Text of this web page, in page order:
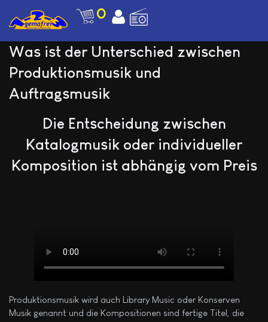
0
Was ist der Unterschied zwischen
Produktionsmusik und
Auftragsmusik
Die Entscheidung zwischen
Katalogmusik oder individueller
Komposition ist abhängig vom Preis
Produktionsmusik wird auch Library Music oder Konserven
Musik genannt und die Kompositionen sind fertige Titel, die